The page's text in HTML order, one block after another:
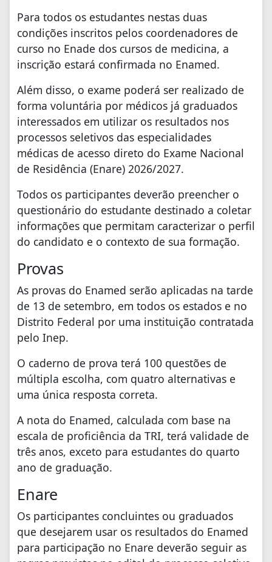
Para todos os estudantes nestas duas
condições inscritos pelos coordenadores de
curso no Enade dos cursos de medicina, a
inscrição estará confirmada no Enamed.
Além disso, o exame poderá ser realizado de
forma voluntária por médicos já graduados
interessados em utilizar os resultados nos
processos seletivos das especialidades
médicas de acesso direto do Exame Nacional
de Residência (Enare) 2026/2027.
Todos os participantes deverão preencher o
questionário do estudante destinado a coletar
informações que permitam caracterizar o perfil
do candidato e o contexto de sua formação.
Provas
As provas do Enamed serão aplicadas na tarde
de 13 de setembro, em todos os estados e no
Distrito Federal por uma instituição contratada
pelo Inep.
O caderno de prova terá 100 questões de
múltipla escolha, com quatro alternativas e
uma única resposta correta.
A nota do Enamed, calculada com base na
escala de proficiência da TRI, terá validade de
três anos, exceto para estudantes do quarto
ano de graduação.
Enare
Os participantes concluintes ou graduados
que desejarem usar os resultados do Enamed
para participação no Enare deverão seguir as